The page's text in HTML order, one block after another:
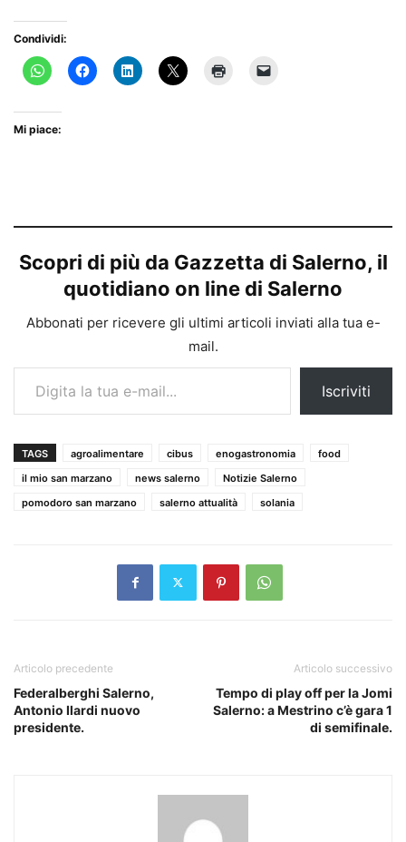
Condividi:
Mi piace:
Scopri di più da Gazzetta di Salerno, il
quotidiano on line di Salerno
Abbonati per ricevere gli ultimi articoli inviati alla tua e-
mail.
Digita la tua e-mail...
Iscriviti
TAGS agroalimentare cibus enogastronomia
food
il mio san marzano
news salerno
Notizie Salerno
pomodoro san marzano
salerno attualità solania
Articolo precedente
Federalberghi Salerno,
Antonio Ilardi nuovo
presidente.
Articolo successivo
Tempo di play off per la Jomi
Salerno: a Mestrino c’è gara 1
di semifinale.